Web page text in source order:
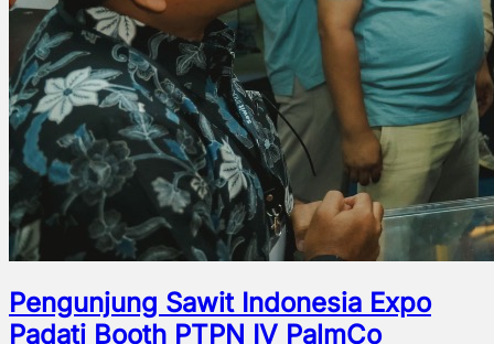
Pengunjung Sawit Indonesia Expo
Padati Booth PTPN IV PalmCo